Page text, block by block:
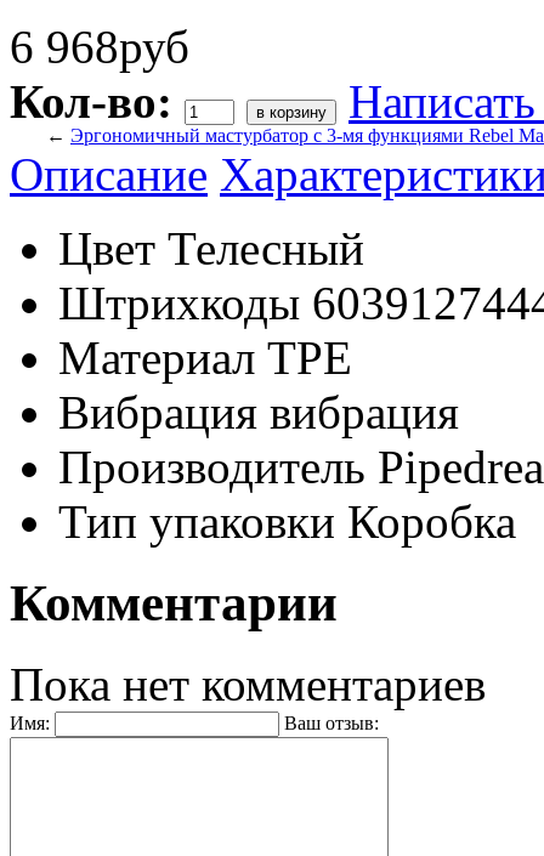
6 968руб
Кол-во:
← Эргономичный мастурбатор с 3-мя функциями Rebel
Описание
Цвет Телесный
Штрихкоды
Материал TPE
Вибрация вибрация
Производитель
Тип упаковки Коробка
Комментарии
Пока нет комментариев
Имя: Ваш отзыв: